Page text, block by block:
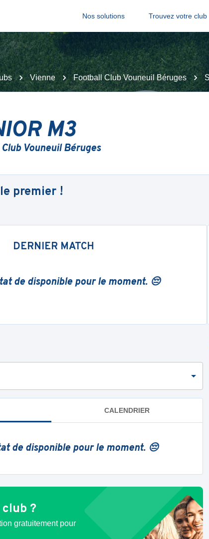
Nos solutions Trouvez votre club
Vienne Football Club Vouneuil Béruges
M3
Vouneuil Béruges
premier !
DERNIER MATCH
de disponible pour le moment. 😔
CALENDRIER
de disponible pour le moment. 😔
club ?
gratuitement pour